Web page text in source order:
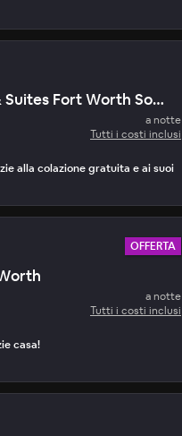
Holiday Inn Express Hotel & Suites Fort Worth Southwest
a notte
Tutti i costi inclusi
alla colazione gratuita e ai suoi
OFFERTA
a notte
Tutti i costi inclusi
casa!